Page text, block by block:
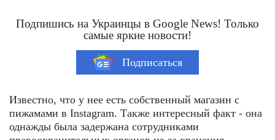
Подпишись на Украинцы в Google News! Только
самые яркие новости!
Подписаться
Известно, что у нее есть собственный магазин с
пижамами в Instagram. Также интересный факт - она
однажды была задержана сотрудниками